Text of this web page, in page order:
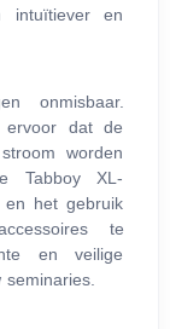
intuïtiever en
onmisbaar.
ervoor dat de
worden
Tabboy XL-
en het gebruik
te
en veilige